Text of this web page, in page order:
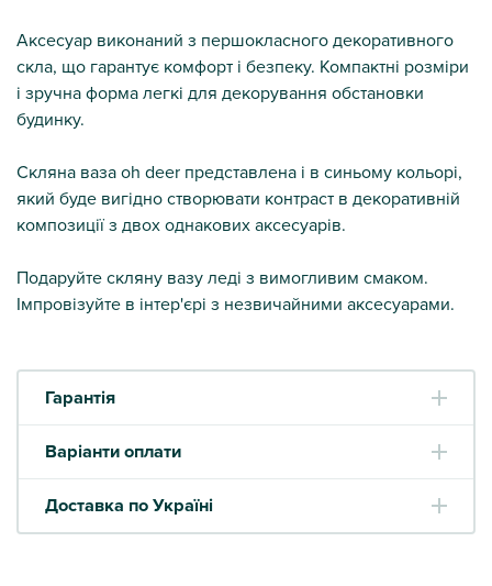
Аксесуар виконаний з першокласного декоративного
скла, що гарантує комфорт і безпеку. Компактні розміри
і зручна форма легкі для декорування обстановки
будинку.
Скляна ваза oh deer представлена і в синьому кольорі,
який буде вигідно створювати контраст в декоративній
композиції з двох однакових аксесуарів.
Подаруйте скляну вазу леді з вимогливим смаком.
Імпровізуйте в інтер'єрі з незвичайними аксесуарами.
Гарантія
Варіанти оплати
Доставка по Україні